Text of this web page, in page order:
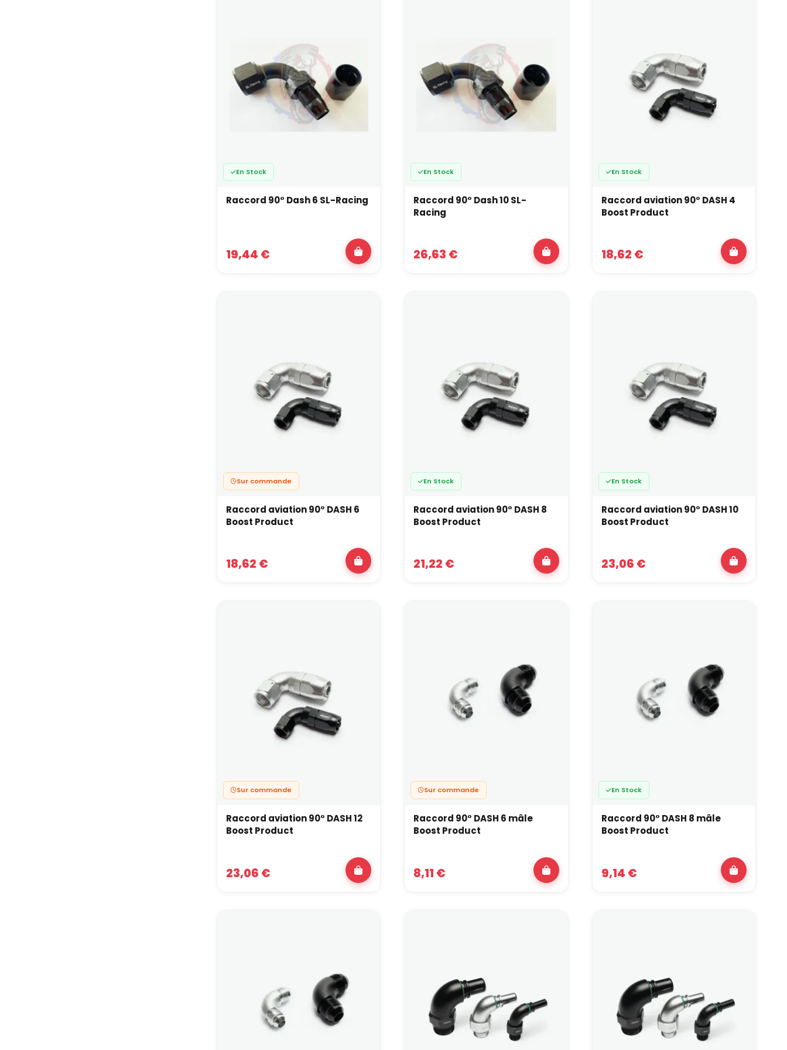
Dash compatible et un montage précis.
Interfaces mécaniques
Filetages côté pompe, régulateur, rampe, maître-cylindre, étrier, radiateur, etc. Le raccord doit s’intégrer proprement
dans une chaîne complète de raccordement.
Limiter les erreurs classiques
Quelques erreurs récurrentes autour des raccords Dash :
mécanique du raccord ;
mélanger des durites et raccords non compatibles (PTFE, caoutchouc, silicone) au sein d’un même circuit ;
ignorer les rayons de courbure minimum et créer des pincements malgré un choix de Dash cohérent.
Le raccord Dash s’inscrit dans la continuité logique des raccords aviation AN: même philosophie de fiabilité, de tenue en
pression et de sécurité, avec un focus spécifique sur la
dimension du passage et le débit disponible
compétition, usage mixte route/piste).
En Stock
Raccord 90° Dash 6 SL-Racing
19,44 €
En Stock
Raccord 90° Dash 10 SL-
Racing
26,63 €
En Stock
Raccord aviation 90° DASH 4
Boost Product
18,62 €
Sur commande
Raccord aviation 90° DASH 6
Boost Product
18,62 €
En Stock
Raccord aviation 90° DASH 8
Boost Product
21,22 €
En Stock
Raccord aviation 90° DASH 10
Boost Product
23,06 €
Sur commande
Raccord aviation 90° DASH 12
Boost Product
23,06 €
Sur commande
Raccord 90° DASH 6 mâle
Boost Product
8,11 €
En Stock
Raccord 90° DASH 8 mâle
Boost Product
9,14 €